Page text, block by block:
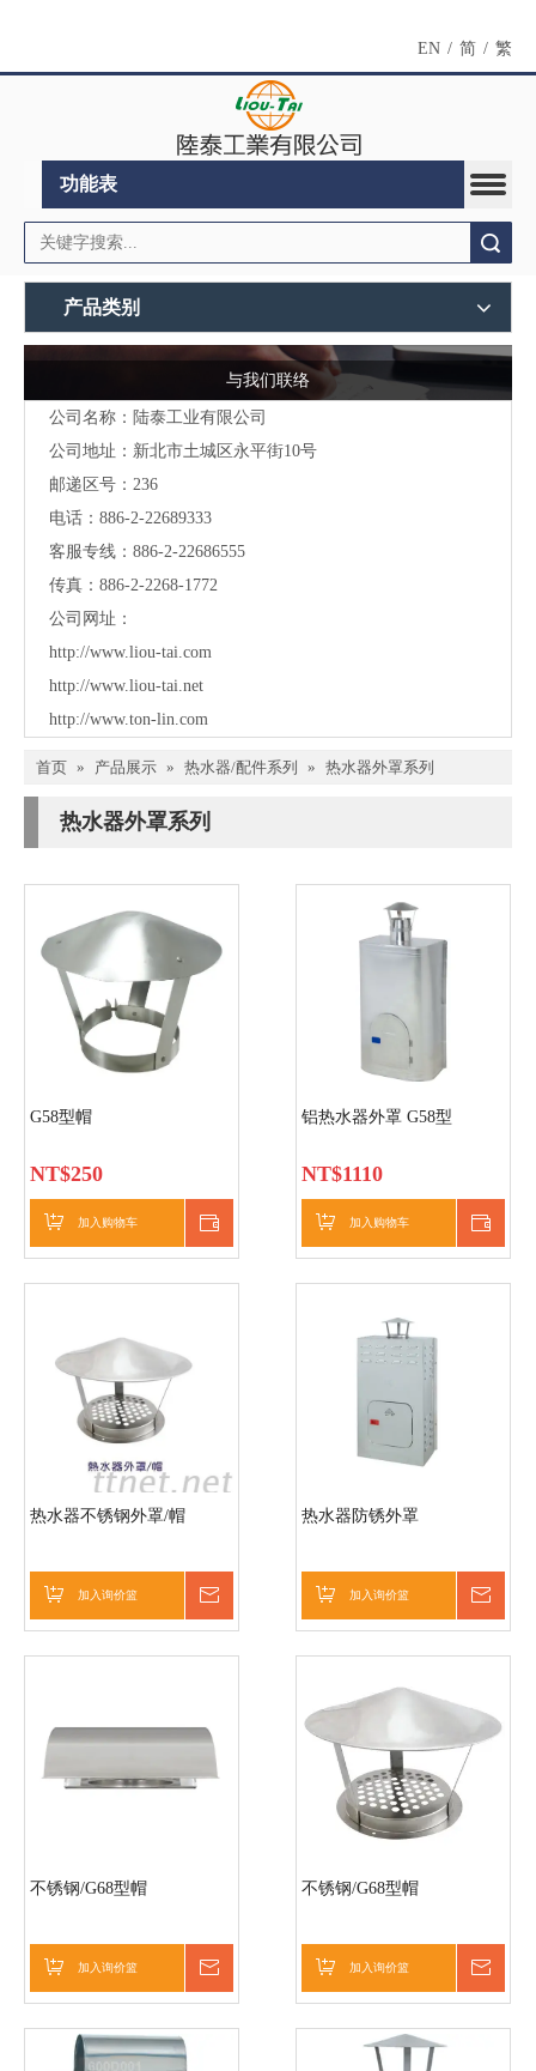
EN / 简 / 繁
功能表
产品类别
与我们联络
公司名称：陆泰工业有限公司
公司地址： 新北市土城区永平街10号
邮递区号：236
电话：886-2-22689333
客服专线：886-2-22686555
传真：886-2-2268-1772
公司网址：
http://www.liou-tai.com
http://www.liou-tai.net
http://www.ton-lin.com
首页 » 产品展示 » 热水器/配件系列 » 热水器外罩系列
热水器外罩系列
G58型帽
NT$250
加入购物车
铝热水器外罩 G58型
NT$1110
加入购物车
热水器不锈钢外罩/帽
加入询价篮
热水器防锈外罩
加入询价篮
不锈钢/G68型帽
加入询价篮
不锈钢/G68型帽
加入询价篮